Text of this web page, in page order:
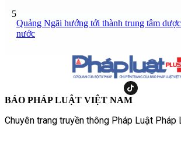
5
Quảng Ngãi hướng tới thành trung tâm
nước
BÁO PHÁP LUẬT VIỆT NAM
Chuyên trang truyền thông Pháp Luật Pháp